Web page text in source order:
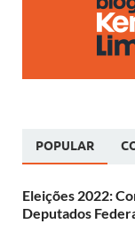
POPULAR
Eleições 2022:
Deputados